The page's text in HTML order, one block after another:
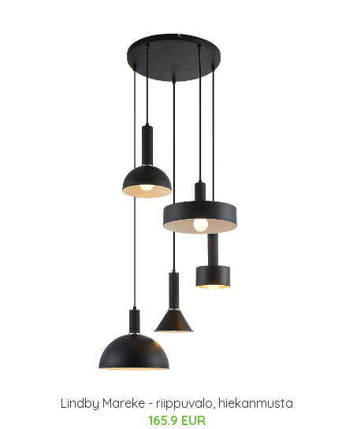
Lindby Mareke - riippuvalo, hiekanmusta
165.9 EUR